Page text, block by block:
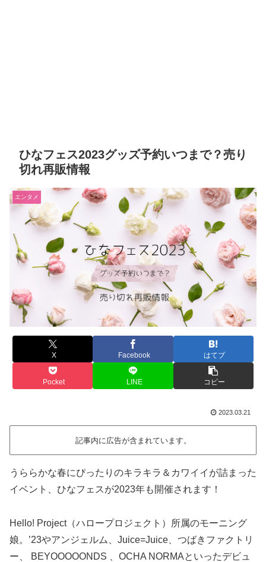
ひなフェス2023グッズ予約いつまで？売り
切れ再販情報
エンタメ
X Facebook はてブ
Pocket LINE コピー
2023.03.21
記事内に広告が含まれています。
うららかな春にぴったりのキラキラ＆カワイイが詰まった
イベント、ひなフェスが2023年も開催されます！
Hello! Project（ハロープロジェクト）所属のモーニング
娘。’23やアンジェルム、Juice=Juice、つばきファクトリ
ー、 BEYOOOOONDS 、OCHA NORMAといったデビュ